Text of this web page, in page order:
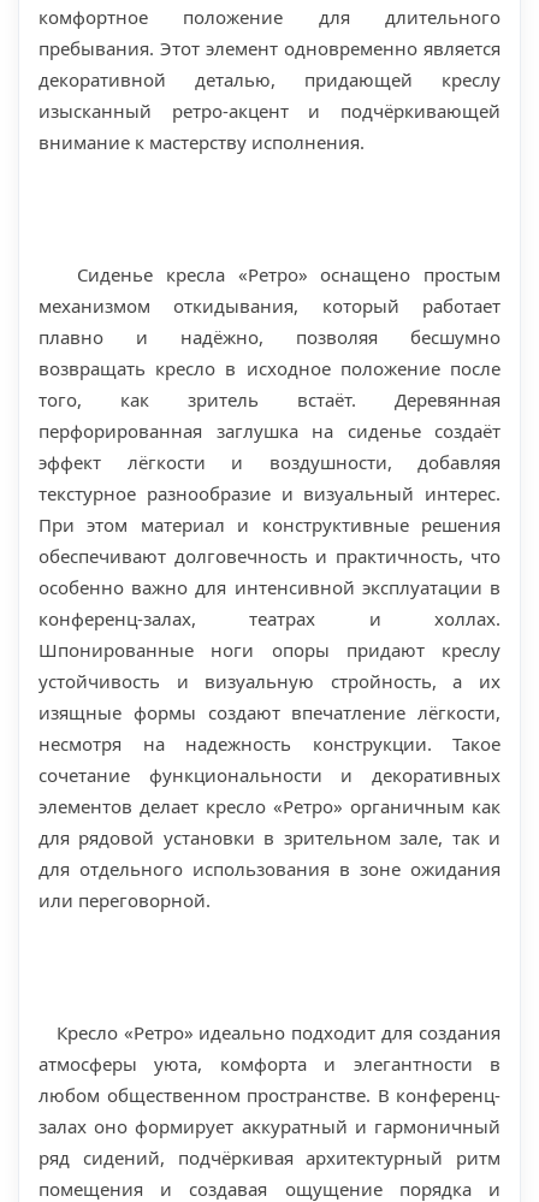
комфортное положение для длительного
пребывания. Этот элемент одновременно является
декоративной деталью, придающей креслу
изысканный ретро-акцент и подчёркивающей
внимание к мастерству исполнения.
Сиденье кресла «Ретро» оснащено простым
механизмом откидывания, который работает
плавно и надёжно, позволяя бесшумно
возвращать кресло в исходное положение после
того, как зритель встаёт. Деревянная
перфорированная заглушка на сиденье создаёт
эффект лёгкости и воздушности, добавляя
текстурное разнообразие и визуальный интерес.
При этом материал и конструктивные решения
обеспечивают долговечность и практичность, что
особенно важно для интенсивной эксплуатации в
конференц-залах, театрах и холлах.
Шпонированные ноги опоры придают креслу
устойчивость и визуальную стройность, а их
изящные формы создают впечатление лёгкости,
несмотря на надежность конструкции. Такое
сочетание функциональности и декоративных
элементов делает кресло «Ретро» органичным как
для рядовой установки в зрительном зале, так и
для отдельного использования в зоне ожидания
или переговорной.
Кресло «Ретро» идеально подходит для создания
атмосферы уюта, комфорта и элегантности в
любом общественном пространстве. В конференц-
залах оно формирует аккуратный и гармоничный
ряд сидений, подчёркивая архитектурный ритм
помещения и создавая ощущение порядка и